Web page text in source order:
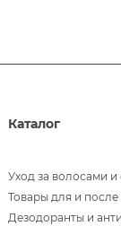
Каталог
Уход за волосами и
Товары для и после
Дезодоранты и